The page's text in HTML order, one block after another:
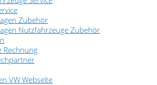
Zubehör
Nutzfahrzeuge Zubehör
Rechnung
VW Webseite